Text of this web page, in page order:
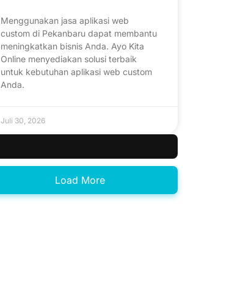
Menggunakan jasa aplikasi web
custom di Pekanbaru dapat membantu
meningkatkan bisnis Anda. Ayo Kita
Online menyediakan solusi terbaik
untuk kebutuhan aplikasi web custom
Anda.
Juli 30, 2026
Load More